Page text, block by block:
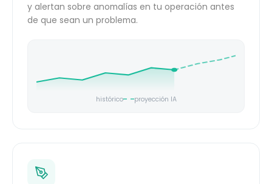
y alertan sobre anomalías en tu operación antes
de que sean un problema.
histórico proyección IA